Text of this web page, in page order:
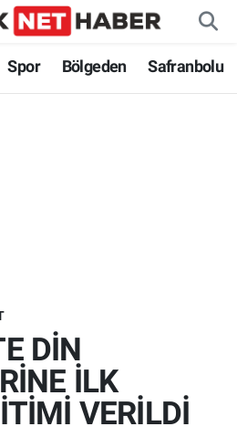
Spor Bölgeden Safranbolu
DİN
İLK
VERİLDİ